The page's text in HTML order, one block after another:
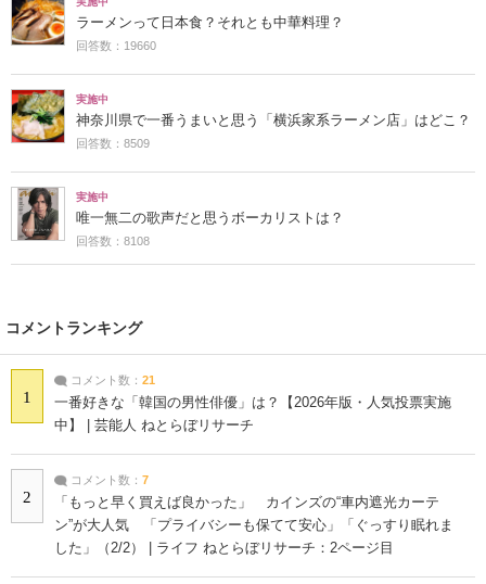
ラーメンって日本食？それとも中華料理？
回答数：19660
実施中
神奈川県で一番うまいと思う「横浜家系ラーメン店」はどこ？
回答数：8509
実施中
唯一無二の歌声だと思うボーカリストは？
回答数：8108
コメントランキング
1
コメント数： 21
一番好きな「韓国の男性俳優」は？【2026年版・人気投票実施
中】 | 芸能人 ねとらぼリサーチ
2
コメント数： 7
「もっと早く買えば良かった」 カインズの“車内遮光カーテ
ン”が大人気 「プライバシーも保てて安心」「ぐっすり眠れま
した」（2/2） | ライフ ねとらぼリサーチ：2ページ目